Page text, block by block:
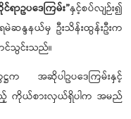
ဥပဒေကြမ်း”နှင့်စပ်လျဉ်း၍
ဆန္ဒနယ်မှ ဦးသိန်းထွန်းဦးက
သွင်းသည်။
က အဆိုပါဥပဒေကြမ်းနှင့်
ည့် ကိုယ်စားလှယ်ရှိပါက အမည်